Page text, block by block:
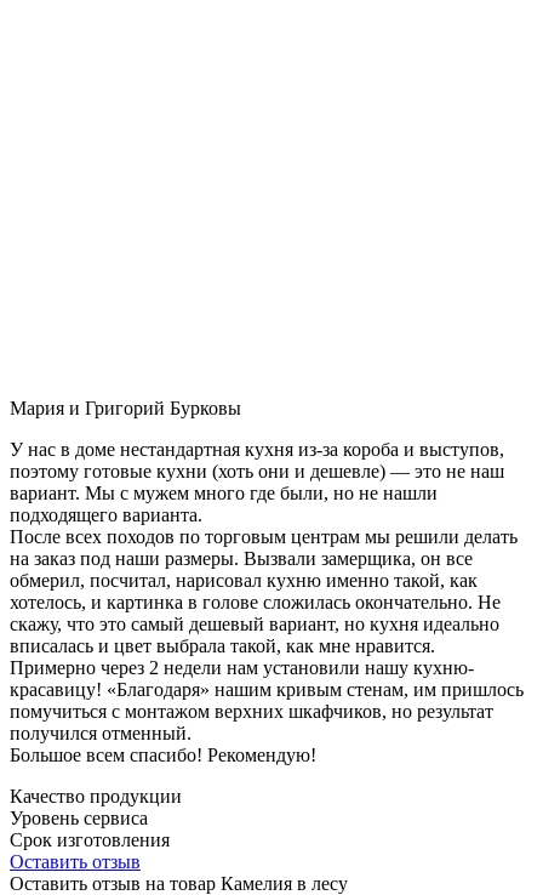
Мария и Григорий Бурковы
У нас в доме нестандартная кухня из-за короба и выступов,
поэтому готовые кухни (хоть они и дешевле) — это не наш
вариант. Мы с мужем много где были, но не нашли
подходящего варианта.
После всех походов по торговым центрам мы решили делать
на заказ под наши размеры. Вызвали замерщика, он все
обмерил, посчитал, нарисовал кухню именно такой, как
хотелось, и картинка в голове сложилась окончательно. Не
скажу, что это самый дешевый вариант, но кухня идеально
вписалась и цвет выбрала такой, как мне нравится.
Примерно через 2 недели нам установили нашу кухню-
красавицу! «Благодаря» нашим кривым стенам, им пришлось
помучиться с монтажом верхних шкафчиков, но результат
получился отменный.
Большое всем спасибо! Рекомендую!
Качество продукции
Уровень сервиса
Срок изготовления
Оставить отзыв
Оставить отзыв на товар Камелия в лесу